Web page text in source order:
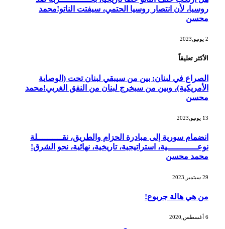
روسيا، لأن انتصار روسيا الحتمي، سيفتت الناتو!محمد
محسن
الأكثر تعليقاً
الصراع في لبنان: بين من سيبقي لبنان تحت (الوصاية
الأمريكية)، وبين من سيخرج لبنان من النفق الغربي!محمد
محسن
13 يونيو,2023
انضمام سورية إلى مبادرة الحزام والطريق، نقــــــــــلة
نوعــــــــــــية، استراتيجية، تاريخية، نهائية، نحو الشرق!
محمد محسن
29 سبتمبر,2023
من هي هالة جربوع!